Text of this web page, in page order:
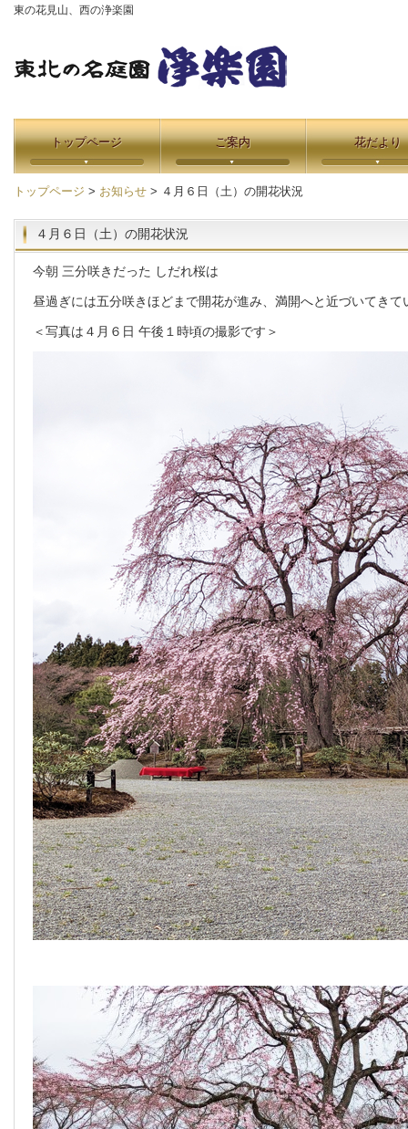
東の花見山、西の浄楽園
トップページ ご案内 花だより
トップページ > お知らせ > ４月６日（土）の開花状況
４月６日（土）の開花状況
今朝 三分咲きだった しだれ桜は
昼過ぎには五分咲きほどまで開花が進み、満開へと近づいてきて
＜写真は４月６日 午後１時頃の撮影です＞